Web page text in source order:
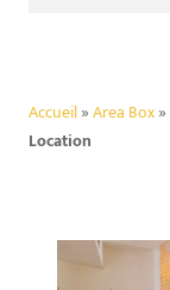
Accueil»Area Box»
Location